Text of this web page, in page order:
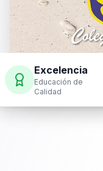
Excelencia
Educación de
Calidad